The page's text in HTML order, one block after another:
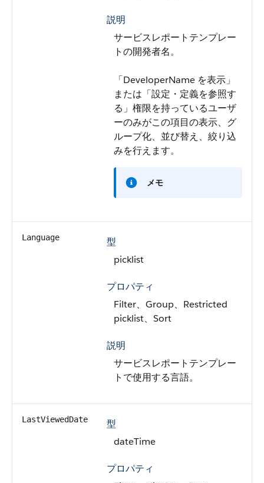
説明
サービスレポートテンプレー
トの開発者名。
「DeveloperName を表示」
または「設定・定義を参照す
る」権限を持っているユーザ
ーのみがこの項目の表示、グ
ループ化、並び替え、絞り込
みを行えます。
メモ
Language
型
picklist
プロパティ
Filter、Group、Restricted
picklist、Sort
説明
サービスレポートテンプレー
トで使用する言語。
LastViewedDate
型
dateTime
プロパティ